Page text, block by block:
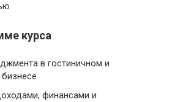
курса
в гостиничном и
финансами и